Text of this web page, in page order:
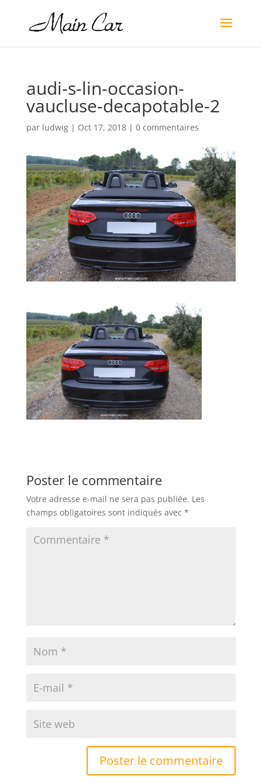
audi-s-lin-occasion-
vaucluse-decapotable-2
par ludwig| Oct 17, 2018| 0 commentaires
Poster le commentaire
Votre adresse e-mail ne sera pas publiée. Les
champs obligatoires sont indiqués avec *